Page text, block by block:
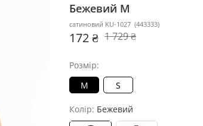
Бежевий M
сатиновий KU-1027 (443333)
172 ₴ 1 729 ₴
Розмір:
M
S
Колір: Бежевий